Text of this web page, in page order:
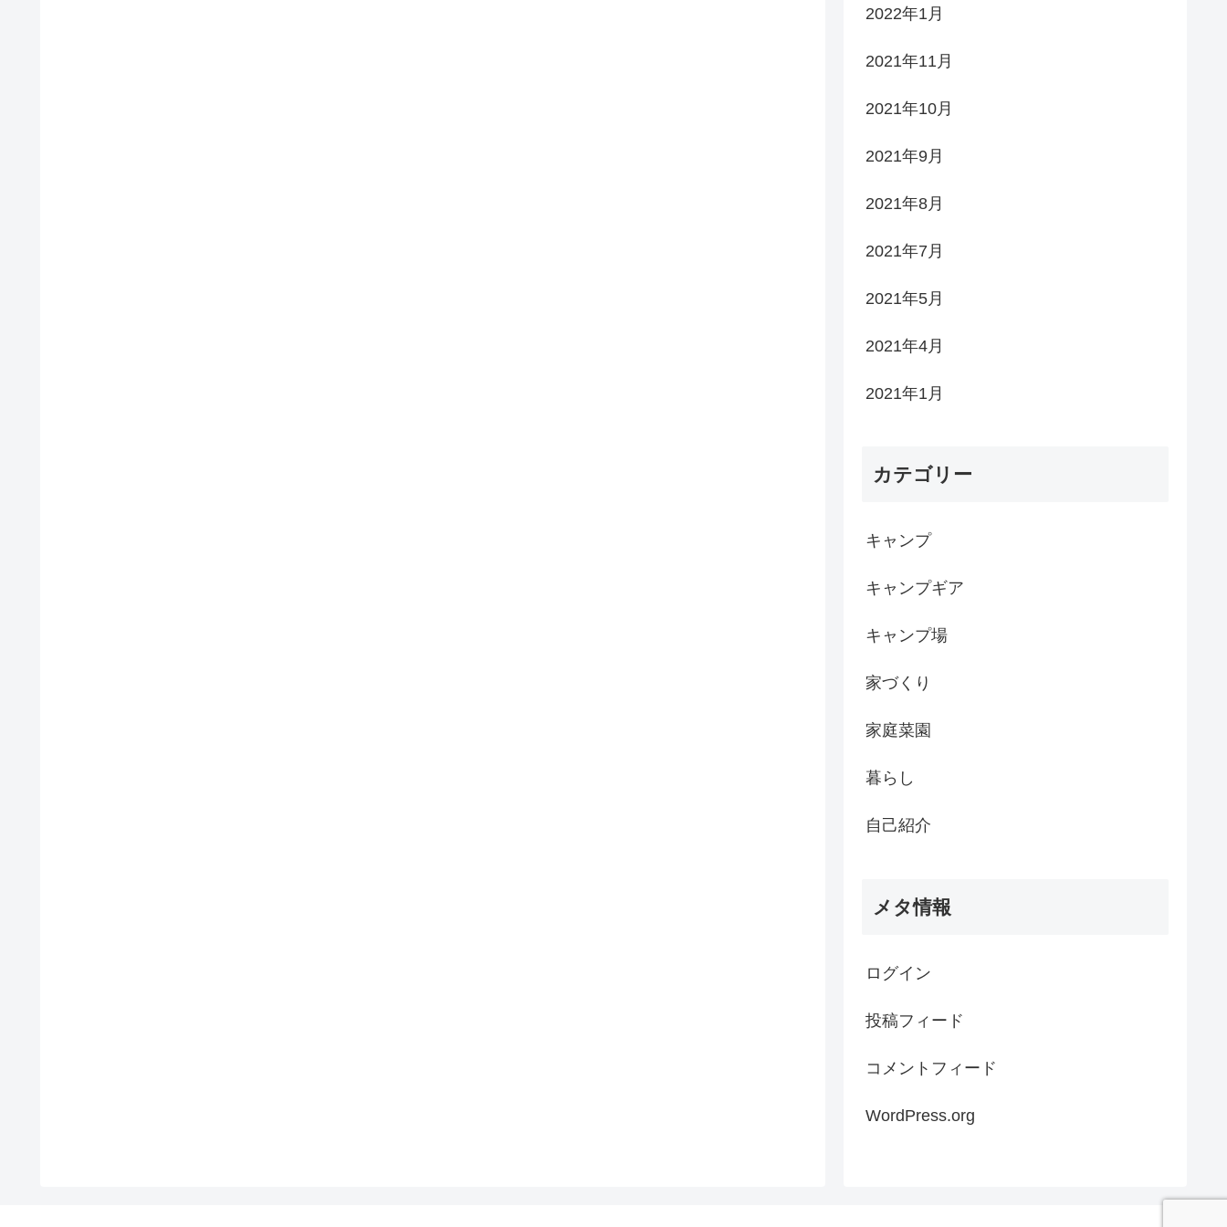
2022年1月
2021年11月
2021年10月
2021年9月
2021年8月
2021年7月
2021年5月
2021年4月
2021年1月
カテゴリー
キャンプ
キャンプギア
キャンプ場
家づくり
家庭菜園
暮らし
自己紹介
メタ情報
ログイン
投稿フィード
コメントフィード
WordPress.org